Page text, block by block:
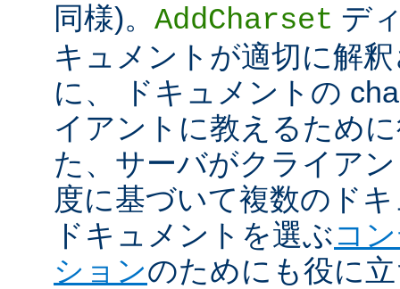
同様)。 AddCharset デ
キュメントが適切に解
に、 ドキュメントの
イアントに教えるため
た、サーバがクライア
度に基づいて複数のド
ドキュメントを選ぶコ
ションのためにも役に